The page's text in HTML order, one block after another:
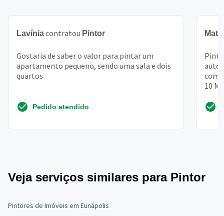
Lavíniacontratou Pintor
Gostaria de saber o valor para pintar um
apartamento pequeno, sendo uma sala e dois
quartos
Pedido atendido
10
Veja serviços similares para Pintor
Pintores de Imóveis em Eunápolis